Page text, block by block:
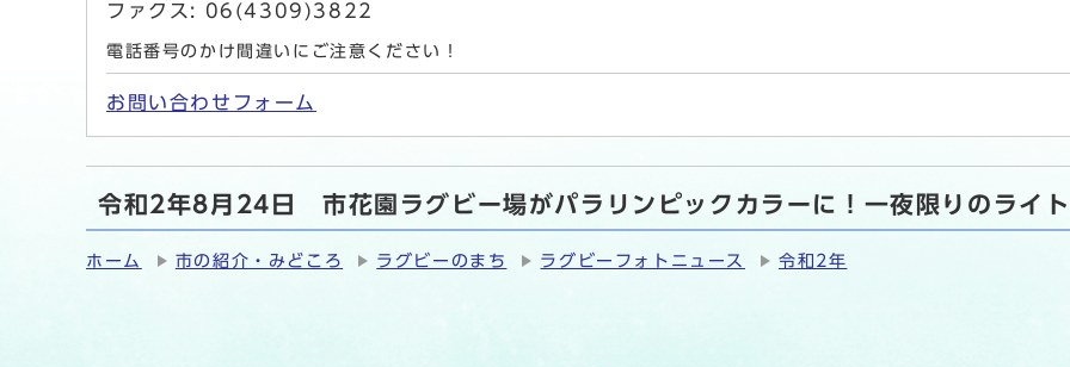
ファクス: 06(4309)3822
電話番号のかけ間違いにご注意ください！
お問い合わせフォーム
令和2年8月24日 市花園ラグビー場がパラリンピックカラーに！一夜限りのライ
ホーム 市の紹介・みどころ ラグビーのまち ラグビーフォトニュース 令和2年